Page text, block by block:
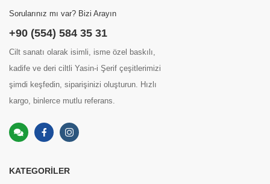
Sorularınız mı var? Bizi Arayın
+90 (554) 584 35 31
Cilt sanatı olarak isimli, isme özel baskılı,
kadife ve deri ciltli Yasin-i Şerif çeşitlerimizi
şimdi keşfedin, siparişinizi oluşturun. Hızlı
kargo, binlerce mutlu referans.
KATEGORILER